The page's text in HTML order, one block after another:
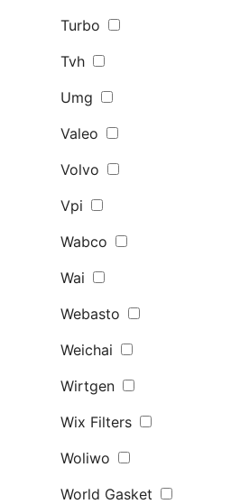
Turbo
Tvh
Umg
Valeo
Volvo
Vpi
Wabco
Wai
Webasto
Weichai
Wirtgen
Wix Filters
Woliwo
World Gasket